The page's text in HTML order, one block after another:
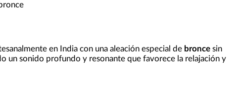
en India con una aleación especial de broncesin
un sonido profundo y resonante que favorece la relajación y